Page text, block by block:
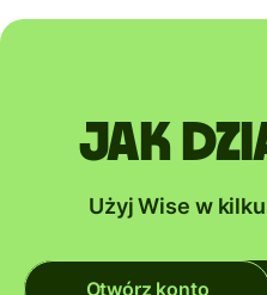
Jak
Użyj Wise w
Otwórz konto